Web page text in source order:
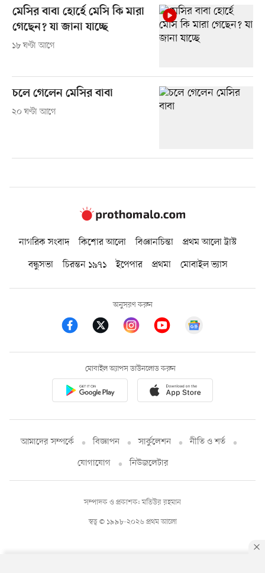
মেসির বাবা হোর্হে মেসি কি মারা
গেছেন? যা জানা যাচ্ছে
১৮ ঘণ্টা আগে
চলে গেলেন মেসির বাবা
২০ ঘণ্টা আগে
নাগরিক সংবাদ কিশোর আলো বিজ্ঞানচিন্তা
প্রথম আলো ট্রাস্ট
বন্ধুসভা
চিরন্তন ১৯৭১ ইপেপার প্রথমা মোবাইল ভ্যাস
অনুসরণ করুন
মোবাইল অ্যাপস ডাউনলোড করুন
আমাদের সম্পর্কে বিজ্ঞাপন সার্কুলেশন
নীতি ও শর্ত
যোগাযোগ
নিউজলেটার
স্বত্ব © ১৯৯৮-২০২৬ প্রথম আলো
সম্পাদক ও প্রকাশক: মতিউর রহমান